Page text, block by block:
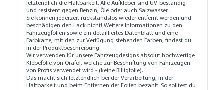
letztendlich die Haltbarkeit. Alle Aufkleber sind UV-beständig
und resistent gegen Benzin, Öle oder auch Salzwasser.
Sie können jederzeit rückstandslos wieder entfernt werden und
beschädigen den Lack nicht! Weitere Informationen zu den
Fahrzeugfolien sowie ein detailliertes Datenblatt und eine
Farbkarte, mit den zur Verfügung stehenden Farben, findest du
in der Produktbeschreibung.
Wir verwenden für unsere Fahrzeugdesigns absolut hochwertige
Klebefolie von Orafol, welche zur Beschriftung von Fahrzeugen
von Profis verwendet wird - (keine Billigfolie).
Das macht sich letztendlich bei der Verarbeitung, in der
Haltbarkeit und beim Entfernen der Folien bezahlt. So solltest du